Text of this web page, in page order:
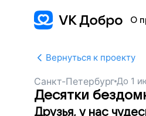
О
Вернуться к проекту
Санкт-Петербург До 1
Десятки
Друзья, у нас